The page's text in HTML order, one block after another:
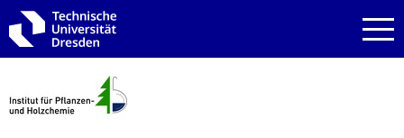
Zur Hauptnavigation springen
Zur Suche springen
Zum Inhalt springen